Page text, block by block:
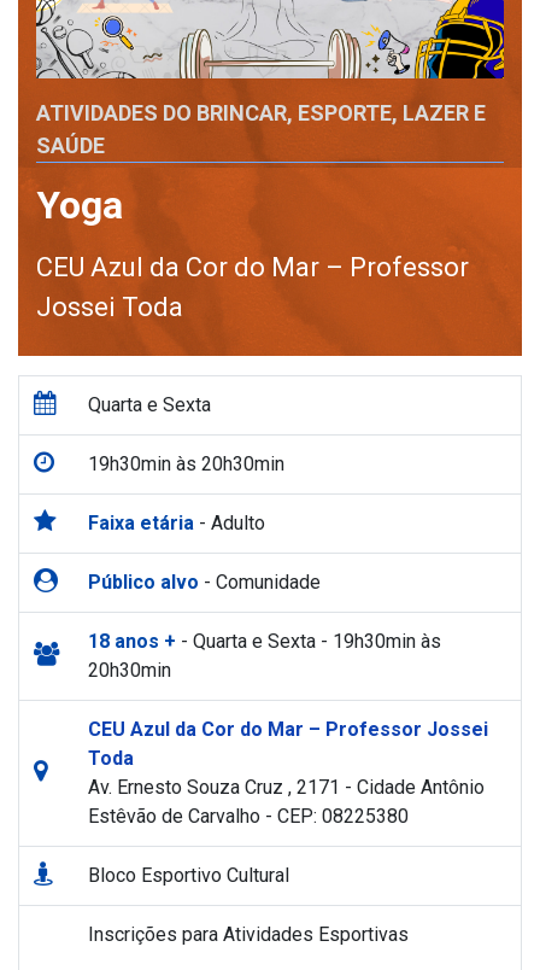
ATIVIDADES DO BRINCAR, ESPORTE, LAZER E
SAÚDE
Yoga
CEU Azul da Cor do Mar – Professor
Jossei Toda
Quarta e Sexta
19h30min às 20h30min
Faixa etária - Adulto
Público alvo - Comunidade
18 anos + - Quarta e Sexta - 19h30min às
20h30min
CEU Azul da Cor do Mar – Professor Jossei
Toda
Av. Ernesto Souza Cruz , 2171 - Cidade Antônio
Estêvão de Carvalho - CEP: 08225380
Bloco Esportivo Cultural
Inscrições para Atividades Esportivas